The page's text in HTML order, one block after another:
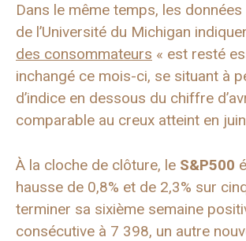
Dans le même temps, les
de l’Université du Michigan
des consommateurs « est resté
inchangé ce mois-ci, se situant à
d’indice en dessous du chiffre
comparable au creux atteint en
À la cloche de clôture, le S&P500
hausse de 0,8% et de 2,3% sur
terminer sa sixième semaine
consécutive à 7 398, un autre